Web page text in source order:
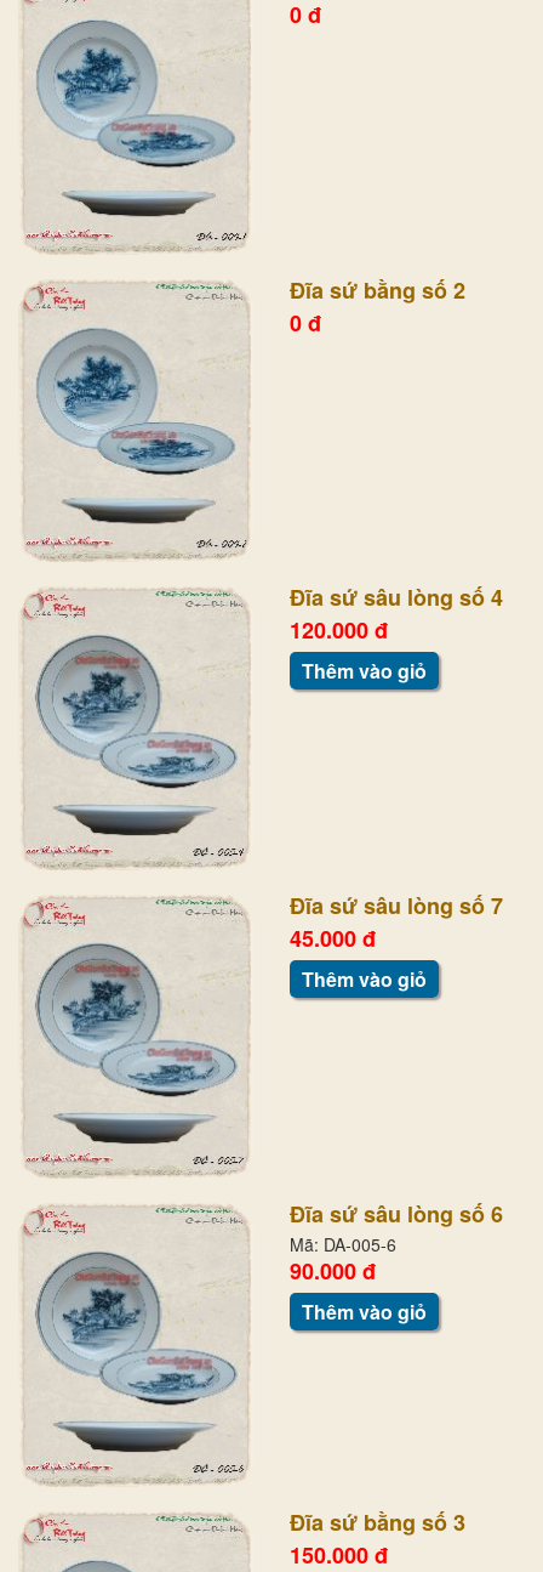
0 đ
Đĩa sứ bằng số 2
0 đ
Đĩa sứ sâu lòng số 4
120.000 đ
Thêm vào giỏ
Đĩa sứ sâu lòng số 7
45.000 đ
Thêm vào giỏ
Đĩa sứ sâu lòng số 6
Mã: DA-005-6
90.000 đ
Thêm vào giỏ
Đĩa sứ bằng số 3
150.000 đ